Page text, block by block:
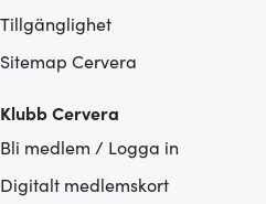
Tillgänglighet
Sitemap Cervera
Klubb Cervera
Bli medlem / Logga in
Digitalt medlemskort